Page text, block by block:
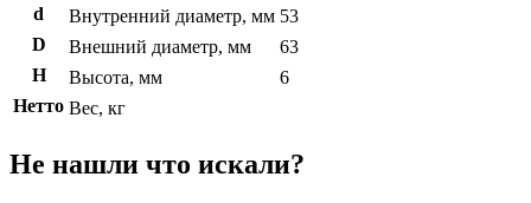
d Внутренний диаметр, мм 53
D
Внешний диаметр, мм
63
H
Высота, мм
6
Нетто Вес, кг
Не нашли что искали?